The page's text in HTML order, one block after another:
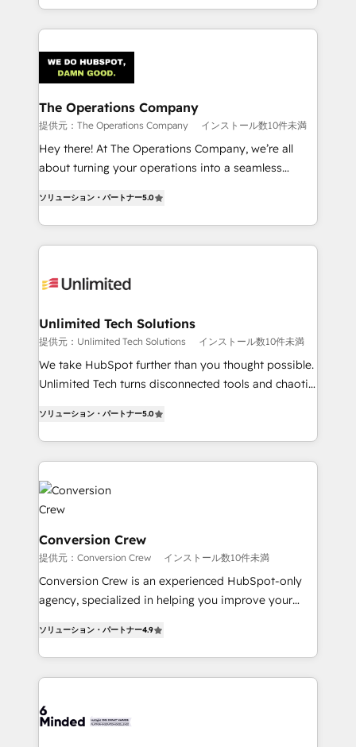
the UK, we support global companies in building
smarter marketing, sales, and customer success
Iberia (Spain & Portugal), we combine human insight
with intelligent automation to drive sustainable
growth. Our multidisciplinary team designs solutions
that simplify complexity, boost performance, and
turn innovation into real impact. 🌍 Highlights •
HubSpot Partner since 2012 • 2022 EMEA Impact
projects • Clients in 30+ industries • Proprietary
technology for integrations • Multilingual team:
The Operations Company
提供元：The Operations Company インストール数10件未満
Hey there! At The Operations Company, we’re all
about turning your operations into a seamless
transforming complex systems into efficient,
scalable solutions that work across your entire
organization. We’re a unique blend of deep HubSpot
operational know-how. We know that no two
solutions. Instead, we dive in to understand your
needs, goals, and challenges to deliver solutions that
fit like a glove. We’re committed to being both
highly effective and fun to work with. We believe in
relationships. Your success is our success, and we’re
all in this together! From startup to enterprise, we’ll
what matters most: growing your business and
wowing your customers. Let’s make HubSpot work
ソリューション・パートナー5.0
Unlimited Tech Solutions
提供元：Unlimited Tech Solutions インストール数10件未満
We take HubSpot further than you thought possible.
Unlimited Tech turns disconnected tools and chaotic
engine. We combine RevOps strategy with deep
technical execution to help teams scale faster—with
cleaner data, smarter automation, and more
predictable revenue. Specialties: · HubSpot
Implementation & Migration · Native & Custom
Integrations · Custom Development · CPQ & FSM ·
Reporting & Analytics · GTM Architecture · Sales &
Marketing Enablement If you’re ready to elevate
HubSpot from “just your CRM” to your growth
infrastructure—let’s talk.
ソリューション・パートナー5.0
Conversion Crew
提供元：Conversion Crew インストール数10件未満
Conversion Crew is an experienced HubSpot-only
agency, specialized in helping you improve your
Implementing HubSpot (CRM, Marketing, Sales,
Service and Operations) - Developing fast, good-
looking websites in the HubSpot CMS - Building
systems you use You need a clear method to reach
ソリューション・パートナー4.9